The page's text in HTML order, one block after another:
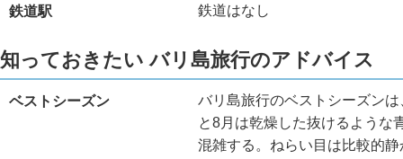
鉄道駅 鉄道はなし
知っておきたい バリ島旅行のアドバイス
ベストシーズン
バリ島旅行のベストシーズン
と8月は乾燥した抜けるような
混雑する。ねらい目は比較的